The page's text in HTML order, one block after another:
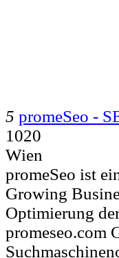
5 promeSeo -
1020
Wien
promeSeo ist
Growing
Optimierung
promeseo.com